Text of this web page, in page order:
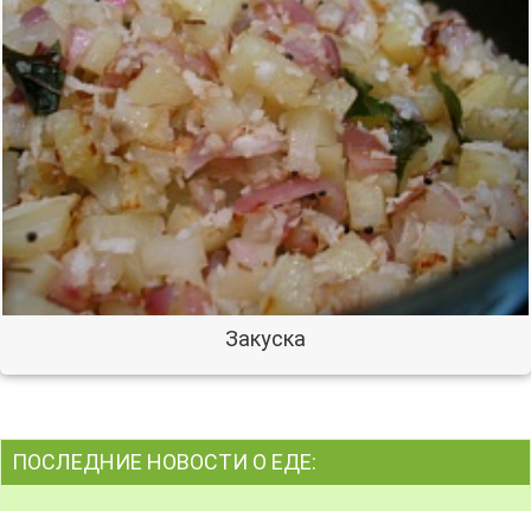
Закуска
ПОСЛЕДНИЕ НОВОСТИ О ЕДЕ: